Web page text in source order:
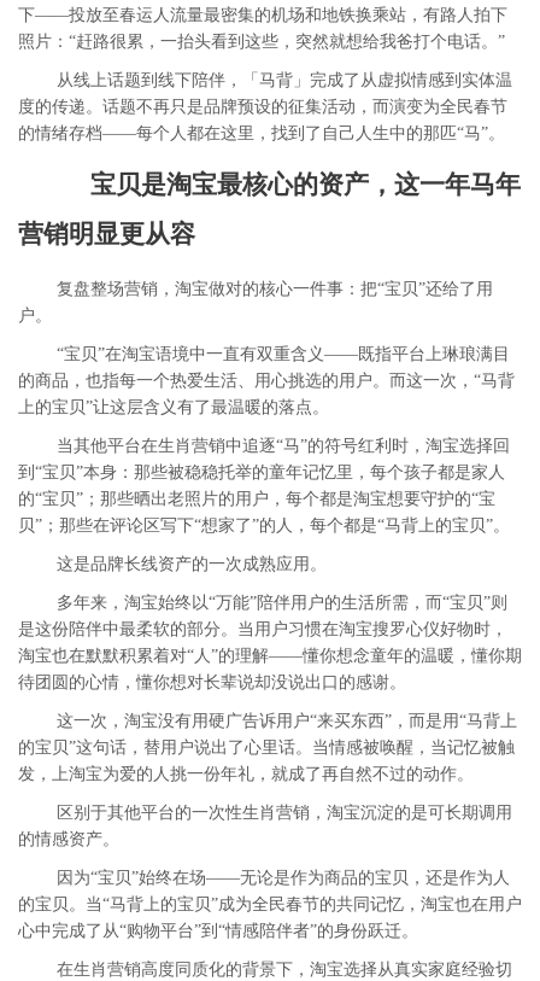
下——投放至春运人流量最密集的机场和地铁换乘站 ， 有路人拍下
照片：“赶路很累，一抬头看到这些，突然就想给我爸打个电话。”
从线上话题到线下陪伴，「马背」完成了从虚拟情感到实体温
度的传递。话题不再只是品牌预设的征集活动，而演变为全民春节
的情绪存档——每个人都在这里，找到了自己人生中的那匹“马”。
宝贝是淘宝最核心的资产，这一年马年
营销明显更从容
复盘整场营销，淘宝做对的核心一件事：把“宝贝”还给了用
户。
“宝贝”在淘宝语境中一直有双重含义——既指平台上琳琅满目
的商品，也指每一个热爱生活、用心挑选的用户。而这一次，“马背
上的宝贝”让这层含义有了最温暖的落点。
当其他平台在生肖营销中追逐“马”的符号红利时，淘宝选择回
到“宝贝”本身：那些被稳稳托举的童年记忆里，每个孩子都是家人
的“宝贝”；那些晒出老照片的用户，每个都是淘宝想要守护的“宝
贝”；那些在评论区写下“想家了”的人，每个都是“马背上的宝贝”。
这是品牌长线资产的一次成熟应用。
多年来，淘宝始终以“万能”陪伴用户的生活所需，而“宝贝”则
是这份陪伴中最柔软的部分。当用户习惯在淘宝搜罗心仪好物时，
淘宝也在默默积累着对“人”的理解——懂你想念童年的温暖，懂你期
待团圆的心情，懂你想对长辈说却没说出口的感谢。
这一次，淘宝没有用硬广告诉用户“来买东西”，而是用“马背上
的宝贝”这句话，替用户说出了心里话。当情感被唤醒，当记忆被触
发，上淘宝为爱的人挑一份年礼，就成了再自然不过的动作。
区别于其他平台的一次性生肖营销，淘宝沉淀的是可长期调用
的情感资产。
因为“宝贝”始终在场——无论是作为商品的宝贝，还是作为人
的宝贝。当“马背上的宝贝”成为全民春节的共同记忆，淘宝也在用户
心中完成了从“购物平台”到“情感陪伴者”的身份跃迁。
在生肖营销高度同质化的背景下，淘宝选择从真实家庭经验切